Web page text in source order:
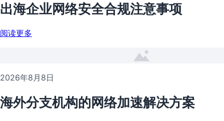
出海企业网络安全合规注意事项
阅读更多
2026年8月8日
海外分支机构的网络加速解决方案